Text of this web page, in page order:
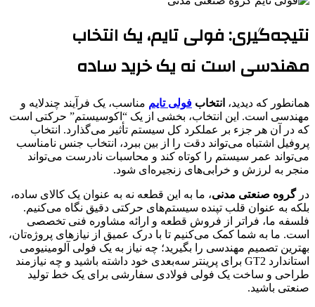
نتیجه‌گیری: فولی تایم، یک انتخاب
مهندسی است نه یک خرید ساده
همانطور که دیدید، انتخاب فولی تایم مناسب، یک فرآیند چندلایه و
مهندسی است. این انتخاب، بخشی از یک “اکوسیستم” حرکتی است
که در آن هر جزء بر عملکرد کل سیستم تأثیر می‌گذارد. انتخاب
پروفیل اشتباه می‌تواند دقت را از بین ببرد، انتخاب جنس نامناسب
می‌تواند عمر سیستم را کوتاه کند و محاسبات نادرست می‌تواند
منجر به لرزش و خرابی‌های زنجیره‌ای شود.
درگروه صنعتی مدنی، ما به این قطعه نه به عنوان یک کالای ساده،
بلکه به عنوان قلب تپنده سیستم‌های حرکتی دقیق نگاه می‌کنیم.
فلسفه ما، فراتر از فروش قطعه و ارائه مشاوره فنی تخصصی
است. ما به شما کمک می‌کنیم تا با درک عمیق از نیازهای پروژه‌تان،
بهترین تصمیم مهندسی را بگیرید؛ چه نیاز به یک فولی آلومینیومی
استاندارد GT2 برای پرینتر سه‌بعدی خود داشته باشید و چه نیازمند
طراحی و ساخت یک فولی فولادی سفارشی برای یک خط تولید
صنعتی باشید.